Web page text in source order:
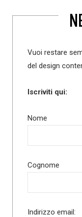
Vuoi restare
del design
Iscriviti qui:
Nome
Cognome
Indirizzo email: